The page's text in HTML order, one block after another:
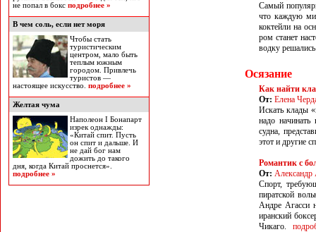
не попал в бокс подробнее »
В чем соль, если нет моря
Чтобы стать
туристическим
центром, мало быть
теплым южным
городом. Привлечь
туристов —
настоящее искусство.
подробнее »
Желтая чума
Наполеон I Бонапарт
изрек однажды:
«Китай спит. Пусть
он спит и дальше. И
не дай бог нам
дожить до такого
дня, когда Китай проснется».
подробнее »
Самый
что каждую
коктейли на
ром станет
водку
Осязание
Как найти
От: Елена
Искать клады
надо
судна,
этот и другие
Романтик с
От:
Спорт,
пиратской
Андре Агасси
иранский
Чикаго.